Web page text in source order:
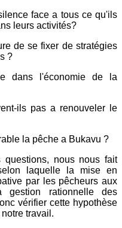
face a tous ce qu'ils
leurs activités?
de se fixer de stratégies
?
dans l'économie de la
ils pas a renouveler le
la pêche a Bukavu ?
questions, nous nous fait
laquelle la mise en
par les pêcheurs aux
rationnelle des
vérifier cette hypothèse
travail.